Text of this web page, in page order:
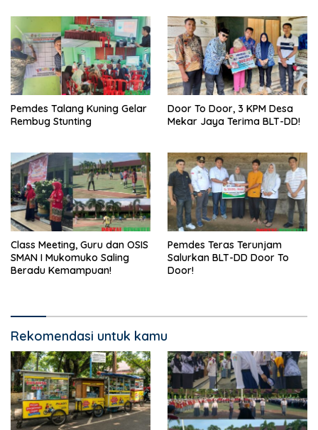
Pemdes Talang Kuning Gelar
Rembug Stunting
Door To Door, 3 KPM Desa
Mekar Jaya Terima BLT-DD!
Class Meeting, Guru dan OSIS
SMAN I Mukomuko Saling
Beradu Kemampuan!
Pemdes Teras Terunjam
Salurkan BLT-DD Door To
Door!
Rekomendasi untuk kamu